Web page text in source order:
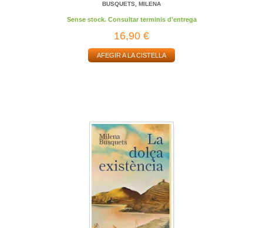
BUSQUETS, MILENA
Sense stock. Consultar terminis d'entrega
16,90 €
AFEGIR A LA CISTELLA